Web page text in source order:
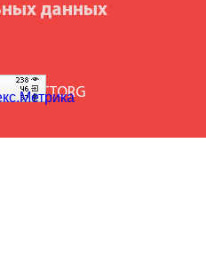
данных
BILETTORG